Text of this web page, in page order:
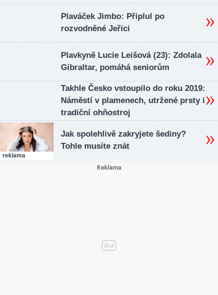
Plaváček Jimbo: Připlul po
rozvodněné Jeřici
Plavkyně Lucie Leišová (23): Zdolala
Gibraltar, pomáhá seniorům
Takhle Česko vstoupilo do roku 2019:
Náměstí v plamenech, utržené prsty i
tradiční ohňostroj
reklama
Jak spolehlivě zakryjete šediny?
Tohle musíte znát